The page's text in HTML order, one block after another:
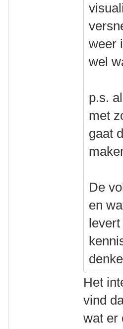
weer
wel
p.s.
met
gaat
De
en
Het
vind
wat er